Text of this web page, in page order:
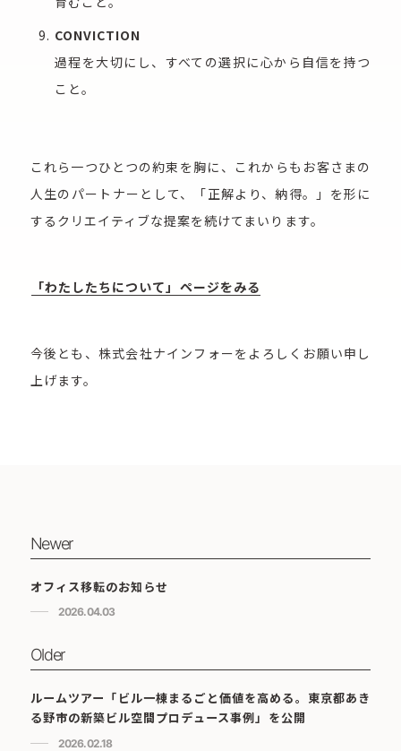
CONVICTION
過程を大切にし、すべての選択に心から自信を持つ
こと。
これら一つひとつの約束を胸に、これからもお客さまの
人生のパートナーとして、「正解より、納得。」を形に
するクリエイティブな提案を続けてまいります。
「わたしたちについて」ページをみる
今後とも、株式会社ナインフォーをよろしくお願い申し
上げます。
Newer
オフィス移転のお知らせ
2026.04.03
Older
ルームツアー「ビル一棟まるごと価値を高める。東京都あき
る野市の新築ビル空間プロデュース事例」を公開
2026.02.18